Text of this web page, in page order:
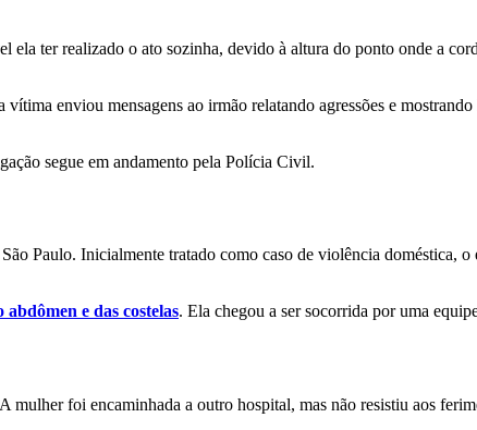
ter realizado o ato sozinha, devido à altura do ponto onde a
enviou mensagens ao irmão relatando agressões e
segue em andamento pela Polícia Civil.
Paulo. Inicialmente tratado como caso de violência doméstica,
e das costelas. Ela chegou a ser socorrida por uma
mulher foi encaminhada a outro hospital, mas não resistiu aos